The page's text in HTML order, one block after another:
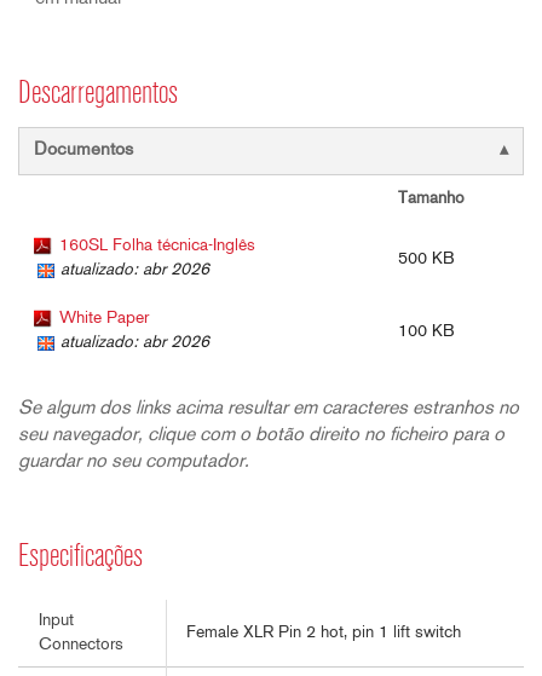
Descarregamentos
Documentos
Tamanho
160SL Folha técnica-Inglês
atualizado: abr 2026
500 KB
White Paper
atualizado: abr 2026
100 KB
Se algum dos links acima resultar em caracteres estranhos no
seu navegador, clique com o botão direito no ficheiro para o
guardar no seu computador.
Especificações
Input
Connectors
Female XLR Pin 2 hot, pin 1 lift switch